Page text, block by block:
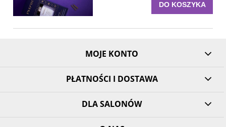
DO KOSZYKA
MOJE KONTO
PŁATNOŚCI I DOSTAWA
DLA SALONÓW